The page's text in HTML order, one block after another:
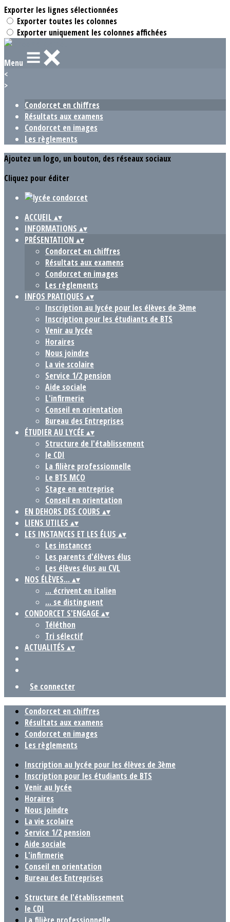
Exporter les lignes sélectionnées
Exporter toutes les colonnes
Exporter uniquement les colonnes affichées
Menu
<
>
Condorcet en chiffres
Résultats aux examens
Condorcet en images
Les règlements
Ajoutez un logo, un bouton, des réseaux sociaux
Cliquez pour éditer
ACCUEIL ▴▾
INFORMATIONS ▴▾
PRÉSENTATION ▴▾
Condorcet en chiffres
Résultats aux examens
Condorcet en images
Les règlements
INFOS PRATIQUES ▴▾
Inscription au lycée pour les élèves de 3ème
Inscription pour les étudiants de BTS
Venir au lycée
Horaires
Nous joindre
La vie scolaire
Service 1/2 pension
Aide sociale
L'infirmerie
Conseil en orientation
Bureau des Entreprises
ÉTUDIER AU LYCÉE ▴▾
Structure de l'établissement
le CDI
La filière professionnelle
Le BTS MCO
Stage en entreprise
Conseil en orientation
EN DEHORS DES COURS ▴▾
LIENS UTILES ▴▾
LES INSTANCES ET LES ÉLUS ▴▾
Les instances
Les parents d'élèves élus
Les élèves élus au CVL
NOS ÉLÈVES... ▴▾
... écrivent en italien
... se distinguent
CONDORCET S'ENGAGE ▴▾
Téléthon
Tri sélectif
ACTUALITÉS ▴▾
Se connecter
Condorcet en chiffres
Résultats aux examens
Condorcet en images
Les règlements
Inscription au lycée pour les élèves de 3ème
Inscription pour les étudiants de BTS
Venir au lycée
Horaires
Nous joindre
La vie scolaire
Service 1/2 pension
Aide sociale
L'infirmerie
Conseil en orientation
Bureau des Entreprises
Structure de l'établissement
le CDI